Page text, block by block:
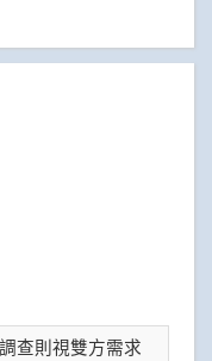
查則視雙方需求